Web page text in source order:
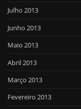
Julho 2013
Junho 2013
Maio 2013
Abril 2013
Março 2013
Fevereiro 2013